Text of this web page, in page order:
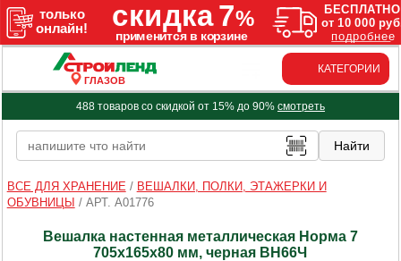
ГЛАЗОВ
КАТЕГОРИИ
488 товаров со скидкой от 15% до 90% смотреть
ВСЕ ДЛЯ ХРАНЕНИЕ / ВЕШАЛКИ, ПОЛКИ, ЭТАЖЕРКИ И
ОБУВНИЦЫ / АРТ. A01776
Вешалка настенная металлическая Норма 7
705х165х80 мм, черная ВН66Ч